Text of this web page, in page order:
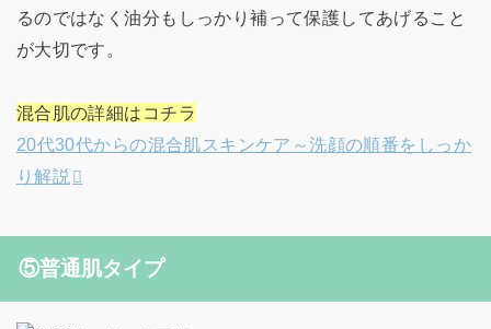
るのではなく油分もしっかり補って保護してあげること
が大切です。
混合肌の詳細はコチラ
20代30代からの混合肌スキンケア～洗顔の順番をしっか
り解説
⑤普通肌タイプ